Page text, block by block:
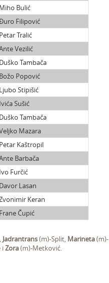
Miho Bulić
Filipović
Petar Tralić
Vezilić
Duško Tambača
Božo Popović
Ljubo Stipišić
Ivića Sušić
Duško Tambača
Mazara
Petar Kaštropil
Barbača
Ivo Furčić
Davor Lasan
Keran
Frane Čupić
Jadrantrans(m)-Split, Marineta(m)-
iZora(m)-Metković.